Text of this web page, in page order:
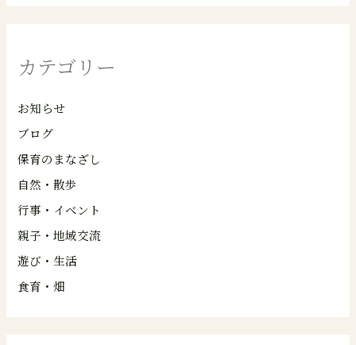
カテゴリー
お知らせ
ブログ
保育のまなざし
自然・散歩
行事・イベント
親子・地域交流
遊び・生活
食育・畑